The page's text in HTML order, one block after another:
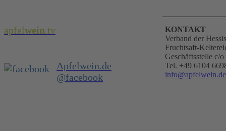
apfelwein.tv
KONTAKT
Verband der
Fruchtsaft-
Geschäftsstelle c/
Tel. +49 6104
info@apfelwein.de
Apfelwein.de
@facebook